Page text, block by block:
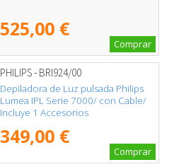
525,00 €
Comprar
PHILIPS - BRI924/00
Depiladora de Luz pulsada Philips
Lumea IPL Serie 7000/ con Cable/
Incluye 1 Accesorios
349,00 €
Comprar